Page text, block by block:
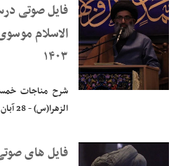
فایل صوتی درس اخلاق حجت
الاسلام موسوی مطلق - ۲۸ آبان
۱۴۰۳
شرح مناجات خمسه عشر - دارالبکاء فاطمه
فایل های صوتی سخنرانی استاد